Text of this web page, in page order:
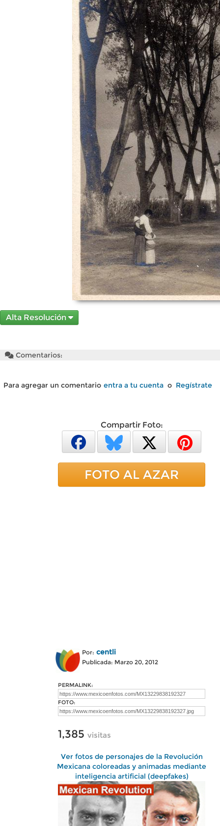
Alta Resolución
Comentarios:
Para agregar un comentario entra a tu cuenta o Regístrate
Compartir Foto:
FOTO AL AZAR
Por: centli
Publicada: Marzo 20, 2012
PERMALINK:
FOTO:
1,385 visitas
Ver fotos de personajes de la Revolución
Mexicana coloreadas y animadas mediante
inteligencia artificial (deepfakes)